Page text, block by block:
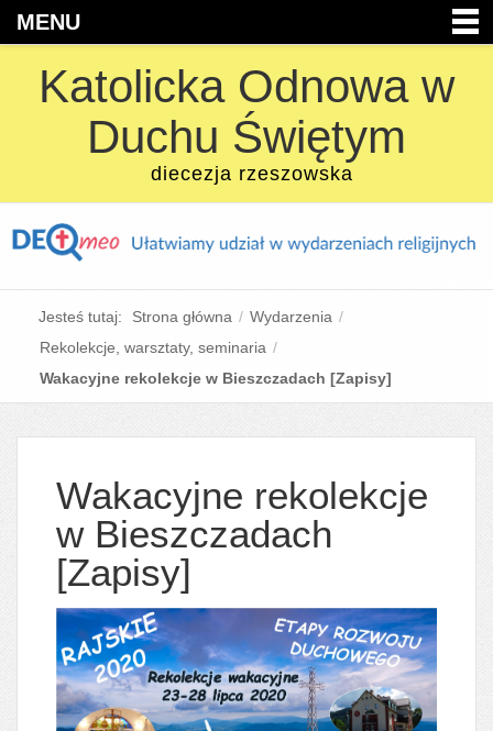
MENU
Katolicka Odnowa w
Duchu Świętym
diecezja rzeszowska
Jesteś tutaj: Strona główna / Wydarzenia /
Rekolekcje, warsztaty, seminaria /
Wakacyjne rekolekcje w Bieszczadach [Zapisy]
Wakacyjne rekolekcje
w Bieszczadach
[Zapisy]